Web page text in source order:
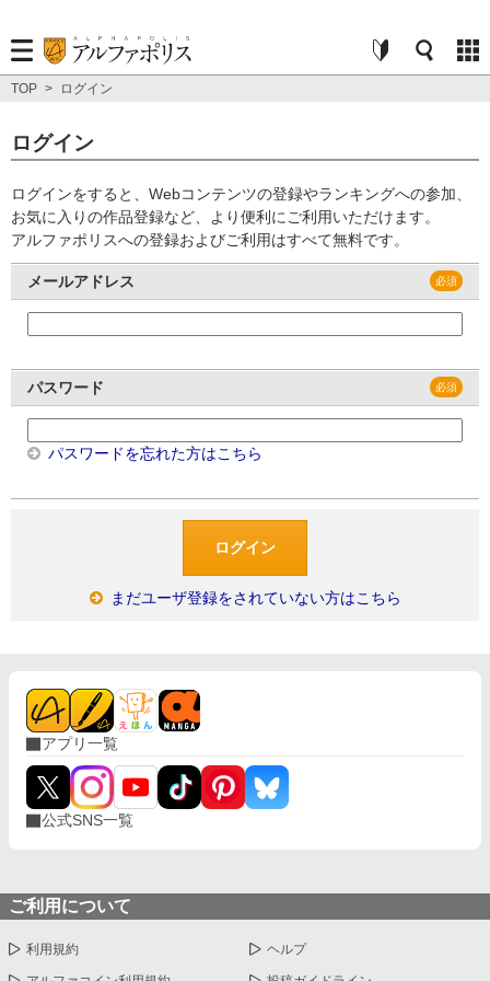
TOP > ログイン
ログイン
ログインをすると、Webコンテンツの登録やランキングへの参加、
お気に入りの作品登録など、より便利にご利用いただけます。
アルファポリスへの登録およびご利用はすべて無料です。
メールアドレス
パスワード
パスワードを忘れた方はこちら
まだユーザ登録をされていない方はこちら
アプリ一覧
公式SNS一覧
ご利用について
利用規約 ヘルプ